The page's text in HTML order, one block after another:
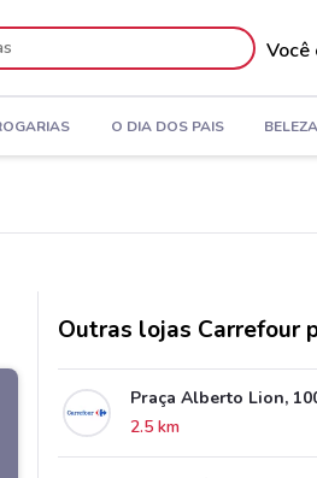
Você
O DIA DOS PAIS
Outras lojas Carrefour
Praça Alberto Lion,
2.5 km